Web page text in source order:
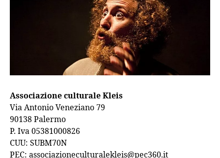
Associazione culturale Kleis
Via Antonio Veneziano 79
90138 Palermo
P. Iva 05381000826
CUU: SUBM70N
PEC: associazioneculturalekleis@pec360.it